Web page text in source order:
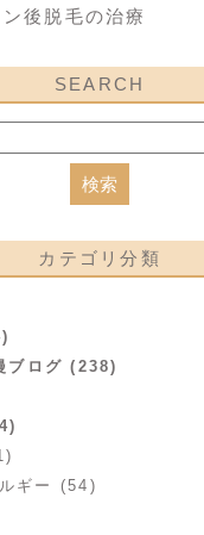
後脱毛の治療
SEARCH
カテゴリ分類
ブログ (238)
ギー (54)